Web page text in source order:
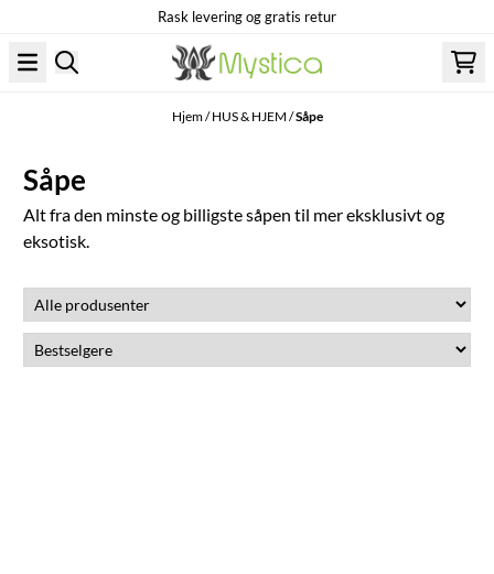
Rask levering og gratis retur
Hjem/HUS & HJEM /Såpe
Såpe
Alt fra den minste og billigste såpen til mer eksklusivt og
eksotisk.